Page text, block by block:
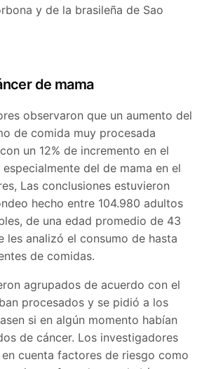
y de la brasileña de Sao
de mama
observaron que un aumento del
de comida muy procesada
un 12% de incremento en el
del de mama en el
Las conclusiones estuvieron
hecho entre 104.980 adultos
de una edad promedio de 43
les analizó el consumo de hasta
de comidas.
agrupados de acuerdo con el
procesados y se pidió a los
si en algún momento habían
de cáncer. Los investigadores
cuenta factores de riesgo como